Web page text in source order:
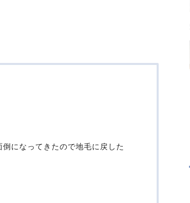
になってきたので地毛に戻した